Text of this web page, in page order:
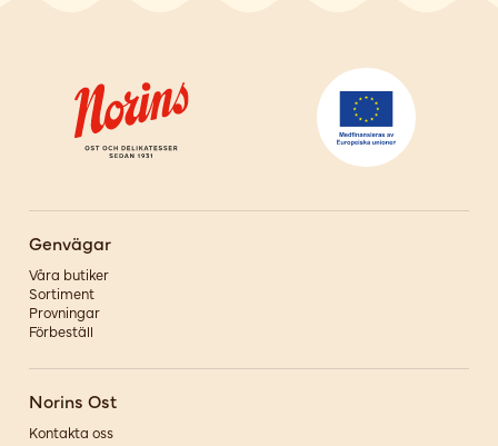
Genvägar
Våra butiker
Sortiment
Provningar
Förbeställ
Norins Ost
Kontakta oss